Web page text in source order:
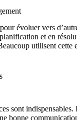
évoluer vers
et en
utilisent
sont
bonne